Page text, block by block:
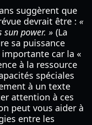
suggèrent que
devrait être : «
power. » (La
sa puissance
car la «
à la ressource
spéciales
à un texte
attention à ces
peut vous aider à
entre les